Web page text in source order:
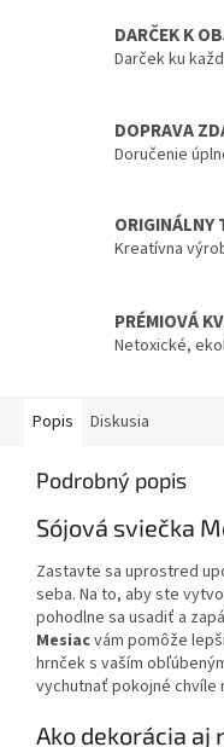
DARČEK K
Darček ku
DOPRAVA
Doručenie
ORIGINÁLNY
Kreatívna
PRÉMIOVÁ
Netoxické,
Popis Diskusia
Podrobný popis
Sójová sviečka
Zastavte sa uprostred
seba. Na to, aby ste
pohodlne sa usadiť a
Mesiacvám pomôže
hrnček s vaším
vychutnať pokojné chvíle
Ako dekorácia aj